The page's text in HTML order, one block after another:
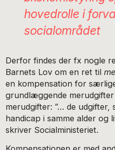
hovedrolle i
socialområdet
Derfor findes der fx nogle
Barnets Lov om en ret til
en kompensation for
grundlæggende
merudgifter: ”… de udgifter,
handicap i samme alder og
skriver Socialministeriet.